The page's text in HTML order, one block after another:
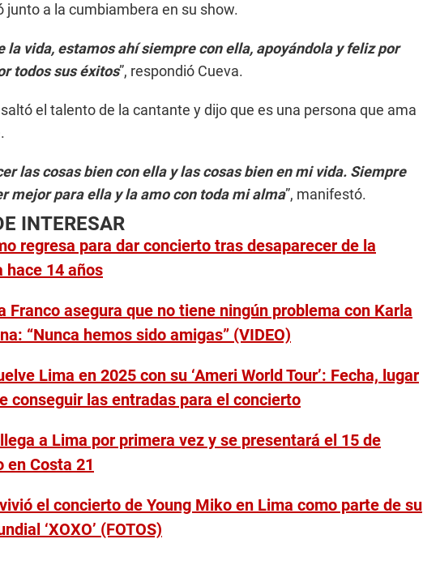
junto a la cumbiambera en su show.
la vida, estamos ahí siempre con ella, apoyándola y feliz por
todos sus éxitos”, respondió Cueva.
el talento de la cantante y dijo que es una persona que ama
las cosas bien con ella y las cosas bien en mi vida. Siempre
mejor para ella y la amo con toda mi alma”, manifestó.
INTERESAR
regresa para dar concierto tras desaparecer de la
hace 14 años
Franco asegura que no tiene ningún problema con Karla
“Nunca hemos sido amigas” (VIDEO)
Lima en 2025 con su ‘Ameri World Tour’: Fecha, lugar
conseguir las entradas para el concierto
a Lima por primera vez y se presentará el 15 de
en Costa 21
el concierto de Young Miko en Lima como parte de su
‘XOXO’ (FOTOS)